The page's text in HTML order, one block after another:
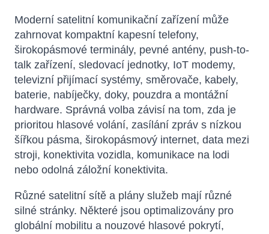
Moderní satelitní komunikační zařízení může
zahrnovat kompaktní kapesní telefony,
širokopásmové terminály, pevné antény, push-to-
talk zařízení, sledovací jednotky, IoT modemy,
televizní přijímací systémy, směrovače, kabely,
baterie, nabíječky, doky, pouzdra a montážní
hardware. Správná volba závisí na tom, zda je
prioritou hlasové volání, zasílání zpráv s nízkou
šířkou pásma, širokopásmový internet, data mezi
stroji, konektivita vozidla, komunikace na lodi
nebo odolná záložní konektivita.
Různé satelitní sítě a plány služeb mají různé
silné stránky. Některé jsou optimalizovány pro
globální mobilitu a nouzové hlasové pokrytí,